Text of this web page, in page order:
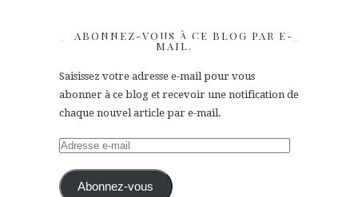
ABONNEZ-VOUS À CE BLOG PAR E-
MAIL.
Saisissez votre adresse e-mail pour vous
abonner à ce blog et recevoir une notification de
chaque nouvel article par e-mail.
Adresse
mail Abonnez-vous